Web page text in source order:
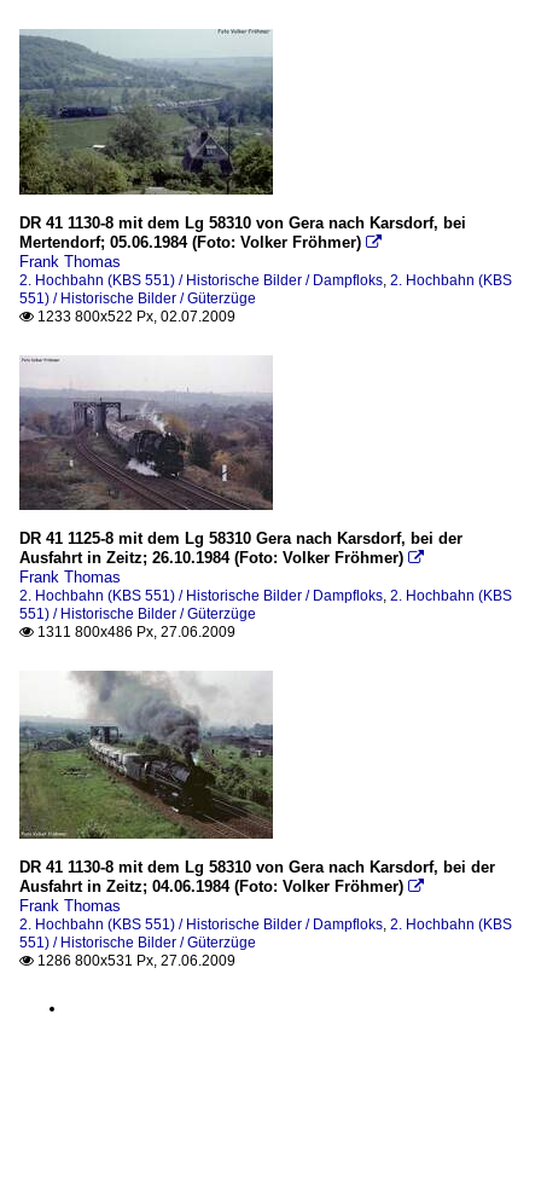
DR 41 1130-8 mit dem Lg 58310 von Gera nach Karsdorf, bei
Mertendorf; 05.06.1984 (Foto: Volker Fröhmer) 
Frank Thomas
2. Hochbahn (KBS 551) / Historische Bilder / Dampfloks, 2. Hochbahn (KBS
551) / Historische Bilder / Güterzüge
 1233 800x522 Px, 02.07.2009
DR 41 1125-8 mit dem Lg 58310 Gera nach Karsdorf, bei der
Ausfahrt in Zeitz; 26.10.1984 (Foto: Volker Fröhmer) 
Frank Thomas
2. Hochbahn (KBS 551) / Historische Bilder / Dampfloks, 2. Hochbahn (KBS
551) / Historische Bilder / Güterzüge
 1311 800x486 Px, 27.06.2009
DR 41 1130-8 mit dem Lg 58310 von Gera nach Karsdorf, bei der
Ausfahrt in Zeitz; 04.06.1984 (Foto: Volker Fröhmer) 
Frank Thomas
2. Hochbahn (KBS 551) / Historische Bilder / Dampfloks, 2. Hochbahn (KBS
551) / Historische Bilder / Güterzüge
 1286 800x531 Px, 27.06.2009